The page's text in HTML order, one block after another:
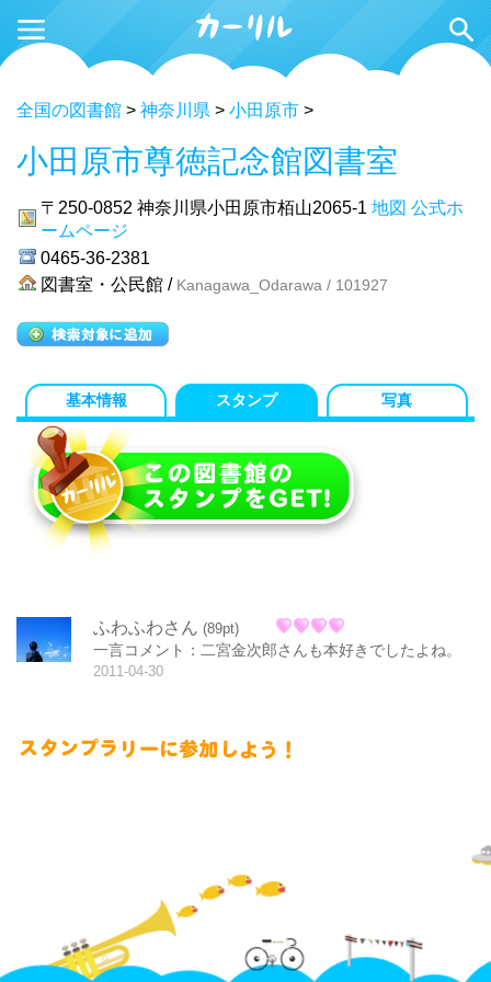
全国の図書館 > 神奈川県 > 小田原市 >
小田原市尊徳記念館図書室
〒250-0852 神奈川県小田原市栢山2065-1 地図 公式ホ
ームページ
0465-36-2381
図書室・公民館 / Kanagawa_Odarawa / 101927
基本情報 スタンプ 写真
ふわふわさん (89pt)
一言コメント：二宮金次郎さんも本好きでしたよね。
2011-04-30